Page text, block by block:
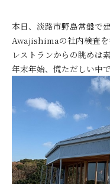
本日、淡路市野島常盤で
Awajishimaの社内検査を
レストランからの眺めは
年末年始、慌ただしい中